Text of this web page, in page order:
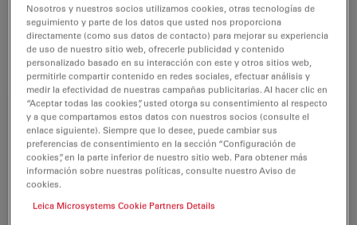
visualizar y posicionar las muestras.
For research use only
Nosotros y nuestros socios utilizamos cookies, otras tecnologías de
seguimiento y parte de los datos que usted nos proporciona
directamente (como sus datos de contacto) para mejorar su experiencia
de uso de nuestro sitio web, ofrecerle publicidad y contenido
personalizado basado en su interacción con este y otros sitios web,
permitirle compartir contenido en redes sociales, efectuar análisis y
medir la efectividad de nuestras campañas publicitarias. Al hacer clic en
“Aceptar todas las cookies”, usted otorga su consentimiento al respecto
y a que compartamos estos datos con nuestros socios (consulte el
enlace siguiente). Siempre que lo desee, puede cambiar sus
preferencias de consentimiento en la sección “Configuración de
cookies”, en la parte inferior de nuestro sitio web. Para obtener más
información sobre nuestras políticas, consulte nuestro Aviso de
cookies.
Leica Microsystems Cookie Partners Details